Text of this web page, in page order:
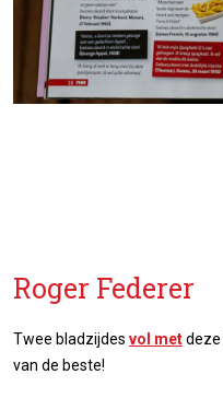
Roger Federer
Twee bladzijdes vol metdeze
van de beste!